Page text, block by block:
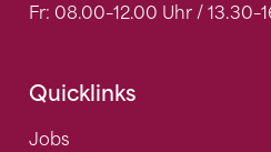
Fr: 08.00–12.00 Uhr /
Quicklinks
Jobs